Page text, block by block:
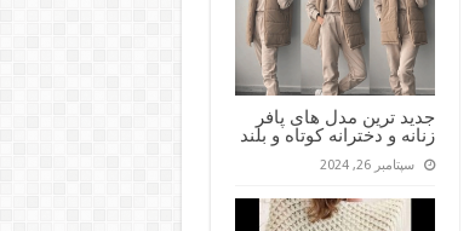
جدید ترین مدل های پافر
زنانه و دخترانه کوتاه و بلند
سپتامبر 26, 2024